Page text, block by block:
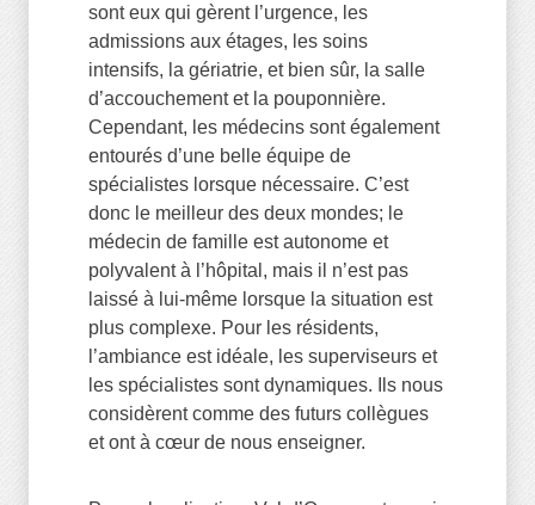
sont eux qui gèrent l’urgence, les
admissions aux étages, les soins
intensifs, la gériatrie, et bien sûr, la salle
d’accouchement et la pouponnière.
Cependant, les médecins sont également
entourés d’une belle équipe de
spécialistes lorsque nécessaire. C’est
donc le meilleur des deux mondes; le
médecin de famille est autonome et
polyvalent à l’hôpital, mais il n’est pas
laissé à lui-même lorsque la situation est
plus complexe. Pour les résidents,
l’ambiance est idéale, les superviseurs et
les spécialistes sont dynamiques. Ils nous
considèrent comme des futurs collègues
et ont à cœur de nous enseigner.